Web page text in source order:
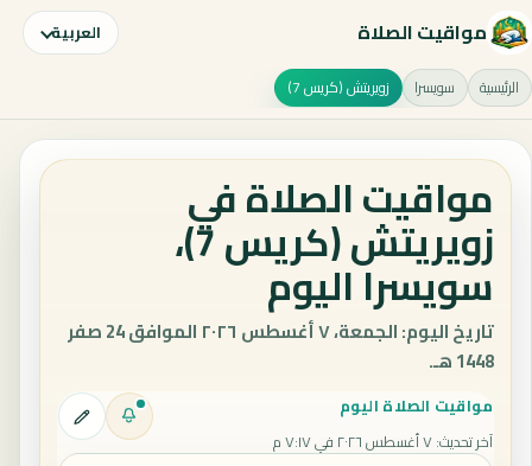
مواقيت الصلاة العربية
الرئيسية سويسرا زويريتش (كريس 7)
مواقيت الصلاة في
زويريتش (كريس 7)،
سويسرا اليوم
تاريخ اليوم: الجمعة، ٧ أغسطس ٢٠٢٦ الموافق 24 صفر
1448 هـ.
مواقيت الصلاة اليوم
آخر تحديث:٧ أغسطس ٢٠٢٦ في ٧:١٧ م